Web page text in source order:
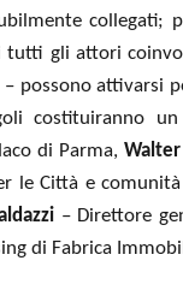
collegati;
tutti gli attori
possono attivarsi
costituiranno
di Parma,
le Città e
– Direttore
di Fabrica